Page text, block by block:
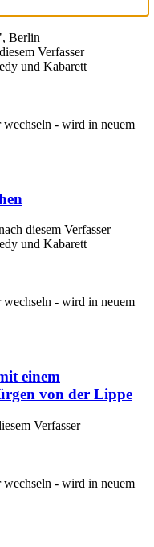
Berlin
Verfasser
und Kabarett
- wird in neuem
diesem Verfasser
und Kabarett
- wird in neuem
einem
von der Lippe
Verfasser
- wird in neuem